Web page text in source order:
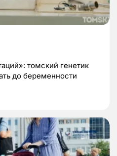
томский генетик
до беременности